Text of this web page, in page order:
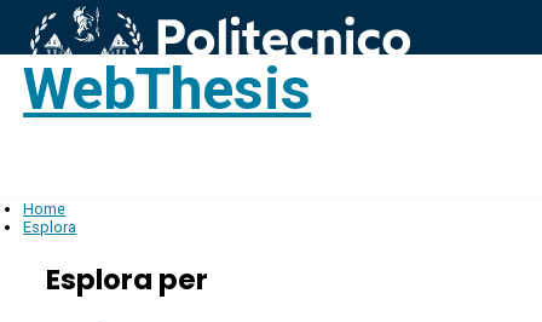
WebThesis
Home
Esplora
Esplora per